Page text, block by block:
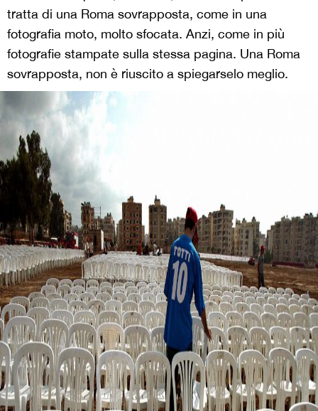
tratta di una Roma sovrapposta, come in una
fotografia moto, molto sfocata. Anzi, come in più
fotografie stampate sulla stessa pagina. Una Roma
sovrapposta, non è riuscito a spiegarselo meglio.